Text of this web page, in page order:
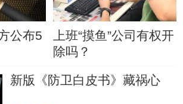
公布5
上班“摸鱼”公司有权开
除吗？
新版《防卫白皮书》藏祸心